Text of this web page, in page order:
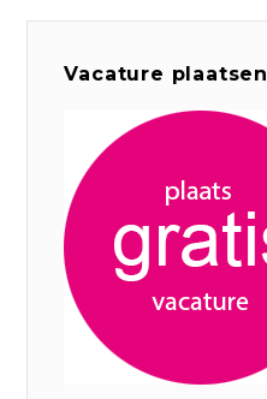
Vacature plaatsen